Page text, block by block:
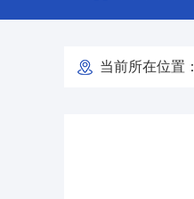
当前所在位置：